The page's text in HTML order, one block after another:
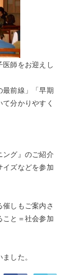
師をお迎えし
最前線」「早期
分かりやすく
ング』のご紹介
イズなどを参加
しもご案内さ
こと＝社会参加
した。